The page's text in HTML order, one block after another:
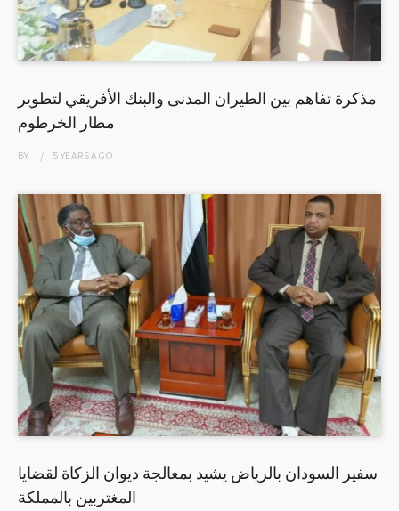
مذكرة تفاهم بين الطيران المدنى والبنك الأفريقي لتطوير
مطار الخرطوم
BY 5 YEARSAGO
سفير السودان بالرياض يشيد بمعالجة ديوان الزكاة لقضايا
المغتربين بالمملكة